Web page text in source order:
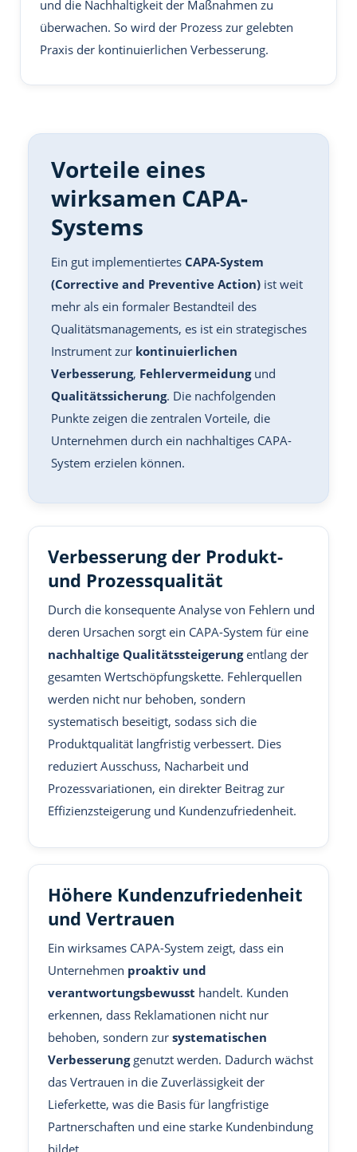
und die Nachhaltigkeit der Maßnahmen zu
überwachen. So wird der Prozess zur gelebten
Praxis der kontinuierlichen Verbesserung.
Vorteile eines
wirksamen CAPA-
Systems
Ein gut implementiertes CAPA-System
(Corrective and Preventive Action) ist weit
mehr als ein formaler Bestandteil des
Qualitätsmanagements, es ist ein strategisches
Instrument zur kontinuierlichen
Verbesserung, Fehlervermeidungund
Qualitätssicherung. Die nachfolgenden
Punkte zeigen die zentralen Vorteile, die
Unternehmen durch ein nachhaltiges CAPA-
System erzielen können.
Verbesserung der Produkt-
und Prozessqualität
Durch die konsequente Analyse von Fehlern und
deren Ursachen sorgt ein CAPA-System für eine
nachhaltige Qualitätssteigerungentlang der
gesamten Wertschöpfungskette. Fehlerquellen
werden nicht nur behoben, sondern
systematisch beseitigt, sodass sich die
Produktqualität langfristig verbessert. Dies
reduziert Ausschuss, Nacharbeit und
Prozessvariationen, ein direkter Beitrag zur
Effizienzsteigerung und Kundenzufriedenheit.
Höhere Kundenzufriedenheit
und Vertrauen
Ein wirksames CAPA-System zeigt, dass ein
Unternehmen proaktiv und
verantwortungsbewusst handelt. Kunden
erkennen, dass Reklamationen nicht nur
behoben, sondern zur systematischen
Verbesserunggenutzt werden. Dadurch wächst
das Vertrauen in die Zuverlässigkeit der
Lieferkette, was die Basis für langfristige
Partnerschaften und eine starke Kundenbindung
bildet.